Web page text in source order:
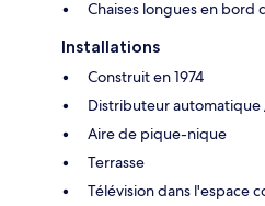
Chaises longues en bord
Installations
Construit en 1974
Distributeur automatique
Aire de pique-nique
Terrasse
Télévision dans l'espace